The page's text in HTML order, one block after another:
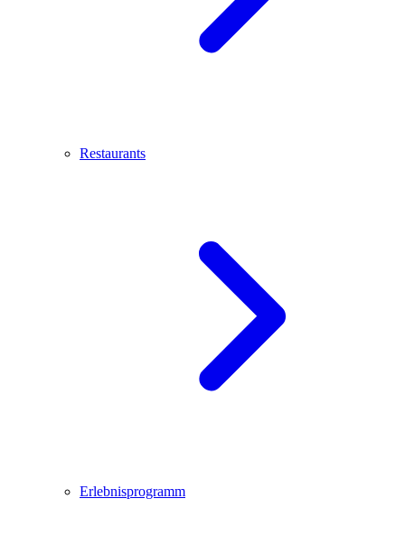
Restaurants
Erlebnisprogramm